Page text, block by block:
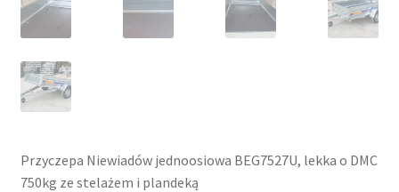
Przyczepa Niewiadów jednoosiowa BEG7527U, lekka o DMC
750kg ze stelażem i plandeką